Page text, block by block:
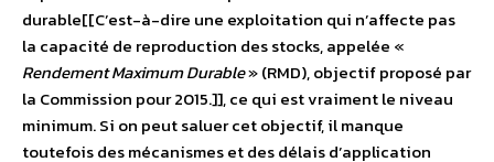
durable[[C’est-à-dire une exploitation qui n’affecte pas
la capacité de reproduction des stocks, appelée «
Rendement Maximum Durable» (RMD), objectif proposé par
la Commission pour 2015.]], ce qui est vraiment le niveau
minimum. Si on peut saluer cet objectif, il manque
toutefois des mécanismes et des délais d’application